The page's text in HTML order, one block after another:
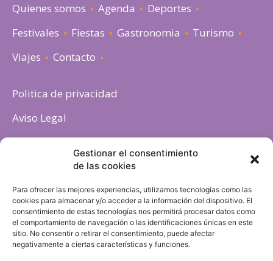
Gestionar el consentimiento
de las cookies
Para ofrecer las mejores experiencias, utilizamos tecnologías como las
cookies para almacenar y/o acceder a la información del dispositivo. El
consentimiento de estas tecnologías nos permitirá procesar datos como
el comportamiento de navegación o las identificaciones únicas en este
sitio. No consentir o retirar el consentimiento, puede afectar
negativamente a ciertas características y funciones.
Quienes somos Agenda
Deportes
Festivales
Fiestas Gastronomia
Turismo
Viajes
Contacto
Politica de privacidad
Aviso Legal
Política de cookies